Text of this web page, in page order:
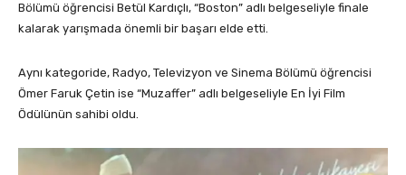
Bölümü öğrencisi Betül Kardıçlı, “Boston” adlı belgeseliyle finale
kalarak yarışmada önemli bir başarı elde etti.
Aynı kategoride, Radyo, Televizyon ve Sinema Bölümü öğrencisi
Ömer Faruk Çetin ise “Muzaffer” adlı belgeseliyle En İyi Film
Ödülünün sahibi oldu.